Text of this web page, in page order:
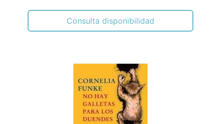
Consulta disponibilidad